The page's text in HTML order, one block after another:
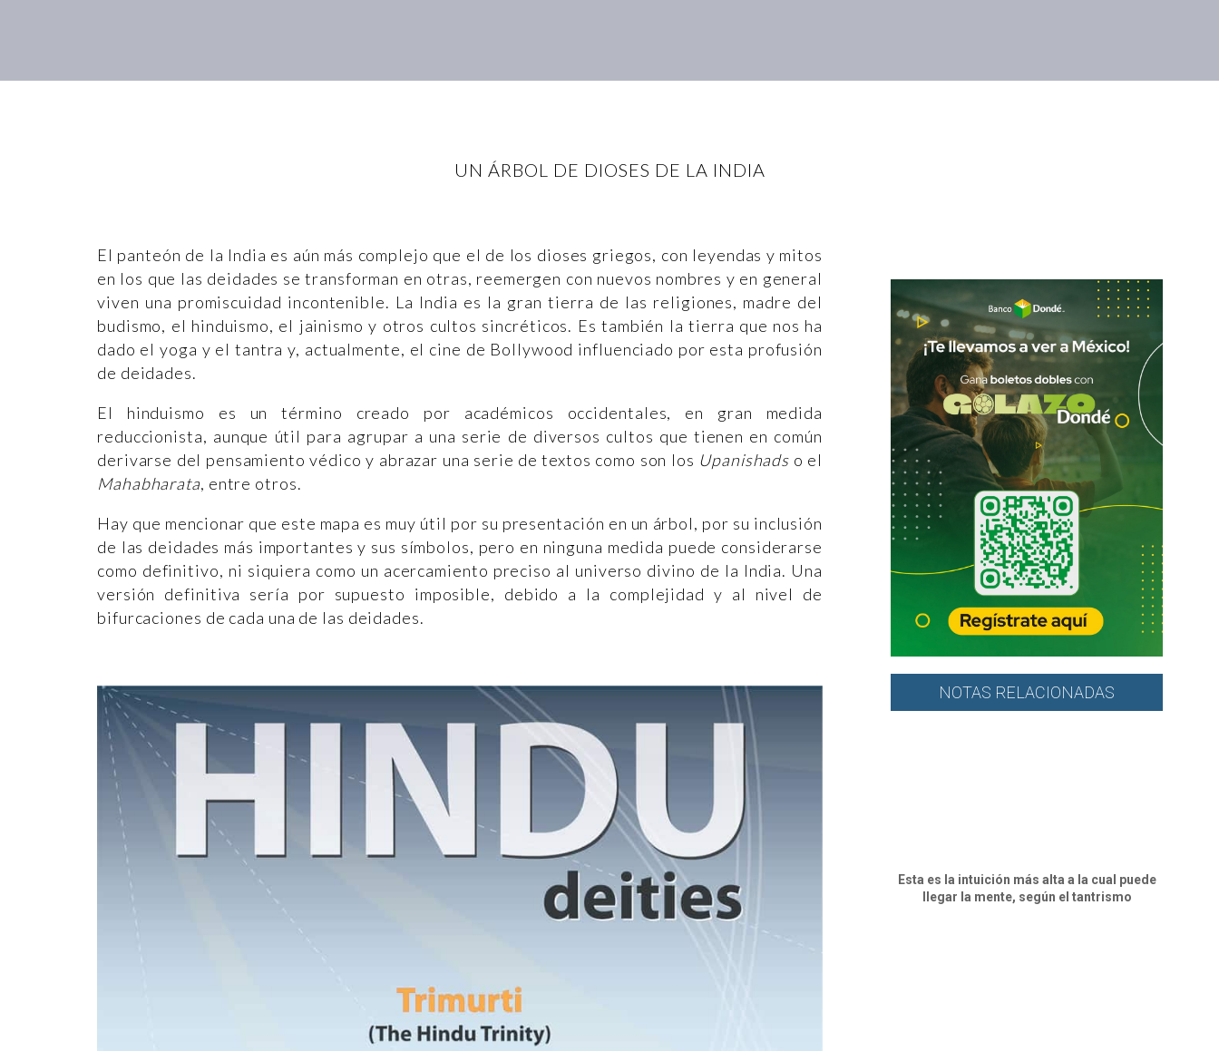
UN ÁRBOL DE DIOSES DE LA INDIA
El panteón de la India es aún más complejo que el de los dioses griegos, con leyendas y mitos
en los que las deidades se transforman en otras, reemergen con nuevos nombres y en general
viven una promiscuidad incontenible. La India es la gran tierra de las religiones, madre del
budismo, el hinduismo, el jainismo y otros cultos sincréticos. Es también la tierra que nos ha
dado el yoga y el tantra y, actualmente, el cine de Bollywood influenciado por esta profusión
de deidades.
El hinduismo es un término creado por académicos occidentales, en gran medida
reduccionista, aunque útil para agrupar a una serie de diversos cultos que tienen en común
derivarse del pensamiento védico y abrazar una serie de textos como son los Upanishads o el
Mahabharata, entre otros.
Hay que mencionar que este mapa es muy útil por su presentación en un árbol, por su inclusión
de las deidades más importantes y sus símbolos, pero en ninguna medida puede considerarse
como definitivo, ni siquiera como un acercamiento preciso al universo divino de la India. Una
versión definitiva sería por supuesto imposible, debido a la complejidad y al nivel de
bifurcaciones de cada una de las deidades.
NOTAS RELACIONADAS
Esta es la intuición más alta a la cual puede
llegar la mente, según el tantrismo